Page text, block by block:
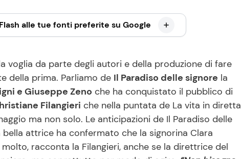
alle tue fonti preferite su Google
voglia da parte degli autori e della produzione di fare
della prima. Parliamo de Il Paradiso delle signore la
e Giuseppe Zeno che ha conquistato il pubblico di
Filangieri che nella puntata de La vita in diretta
ma non solo. Le anticipazioni de Il Paradiso delle
attrice ha confermato che la signorina Clara
racconta la Filangieri, anche se la direttrice del